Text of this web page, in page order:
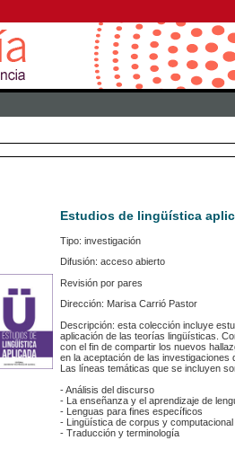
Estudios de lingüística
Tipo: investigación
Difusión: acceso abierto
Revisión por pares
Dirección: Marisa Carrió Pastor
Descripción: esta colección incluye
aplicación de las teorías lingüísticas.
con el fin de compartir los nuevos
en la aceptación de las investigaciones
Las líneas temáticas que se incluyen
- Análisis del discurso
- La enseñanza y el aprendizaje de
- Lenguas para fines específicos
- Lingüística de corpus y computacional
- Traducción y terminología